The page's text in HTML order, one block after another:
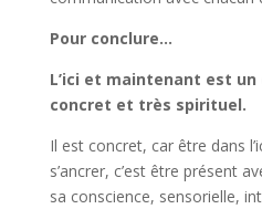
Pour conclure…
L’ici et maintenant est
concret et très spirituel.
Il est concret, car être dans
s’ancrer, c’est être présent
sa conscience, sensorielle,